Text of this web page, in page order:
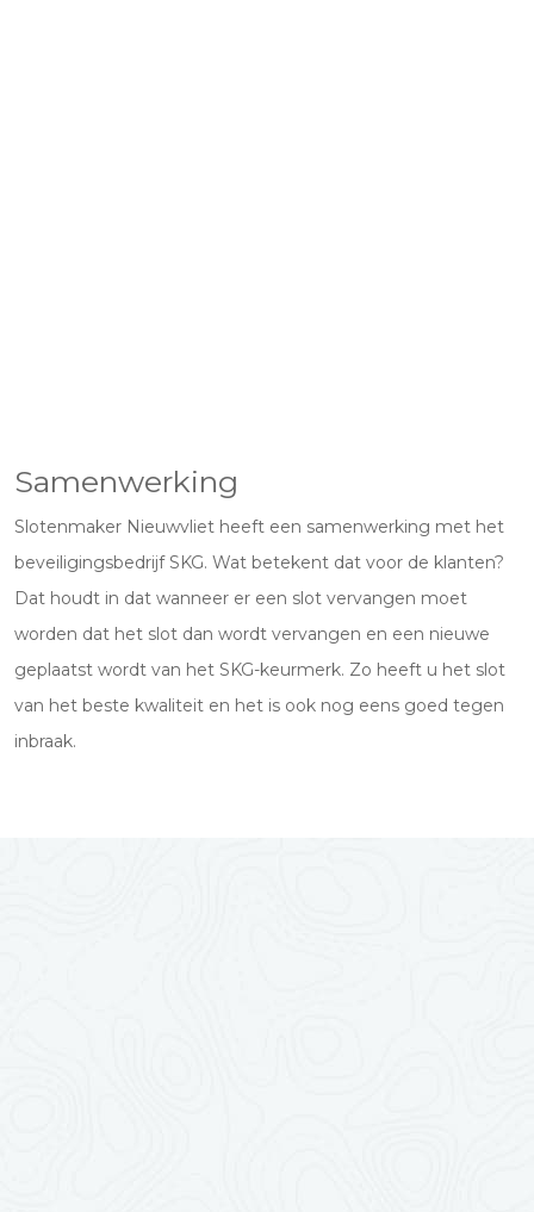
Samenwerking
Slotenmaker Nieuwvliet heeft een samenwerking met het
beveiligingsbedrijf SKG. Wat betekent dat voor de klanten?
Dat houdt in dat wanneer er een slot vervangen moet
worden dat het slot dan wordt vervangen en een nieuwe
geplaatst wordt van het SKG-keurmerk. Zo heeft u het slot
van het beste kwaliteit en het is ook nog eens goed tegen
inbraak.